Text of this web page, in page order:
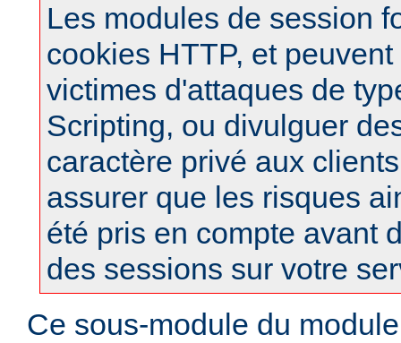
Les modules de session
cookies HTTP, et
victimes d'attaques de
Scripting, ou divulguer
caractère privé aux
assurer que les risques
été pris en compte avant
des sessions sur votre
Ce sous-module du